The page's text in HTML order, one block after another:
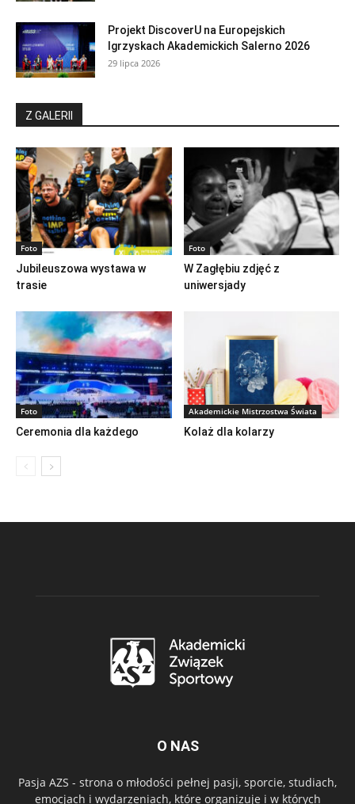
Projekt DiscoverU na Europejskich
Igrzyskach Akademickich Salerno 2026
29 lipca 2026
Z GALERII
Foto
Jubileuszowa wystawa w
trasie
Foto
W Zagłębiu zdjęć z
uniwersjady
Foto
Ceremonia dla każdego
Akademickie Mistrzostwa Świata
Kolaż dla kolarzy
O NAS
Pasja AZS - strona o młodości pełnej pasji, sporcie, studiach,
emocjach i wydarzeniach, które organizuje i w których